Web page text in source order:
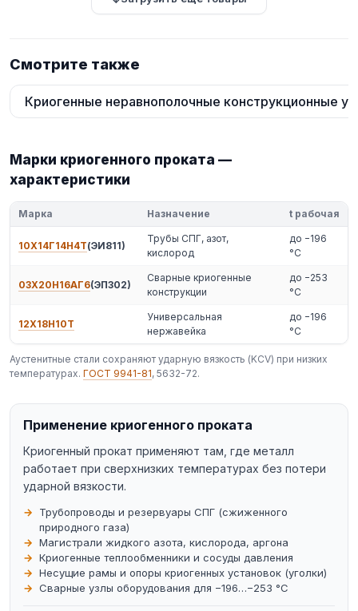
Смотрите также
Криогенные неравнополочные конструкционные
Марки криогенного проката —
характеристики
Марка Назначение t рабочая
10Х14Г14Н4Т(ЭИ811)
Трубы СПГ, азот,
кислород
до −196
°C
03Х20Н16АГ6(ЭП302)
Сварные криогенные
конструкции
до −253
°C
12Х18Н10Т
Универсальная
нержавейка
до −196
°C
Аустенитные стали сохраняют ударную вязкость (KCV) при низких
температурах. ГОСТ 9941-81, 5632-72.
Применение криогенного проката
Криогенный прокат применяют там, где металл
работает при сверхнизких температурах без потери
ударной вязкости.
Трубопроводы и резервуары СПГ (сжиженного
природного газа)
Магистрали жидкого азота, кислорода, аргона
Криогенные теплообменники и сосуды давления
Несущие рамы и опоры криогенных установок (уголки)
Сварные узлы оборудования для −196…−253 °C